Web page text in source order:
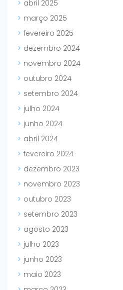
abril 2025
março 2025
fevereiro 2025
dezembro 2024
novembro 2024
outubro 2024
setembro 2024
julho 2024
junho 2024
abril 2024
fevereiro 2024
dezembro 2023
novembro 2023
outubro 2023
setembro 2023
agosto 2023
julho 2023
junho 2023
maio 2023